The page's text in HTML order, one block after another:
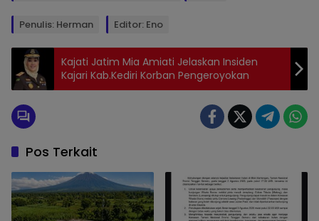
Penulis: Herman Editor: Eno
Kajati Jatim Mia Amiati Jelaskan Insiden
Kajari Kab.Kediri Korban Pengeroyokan
Pos Terkait